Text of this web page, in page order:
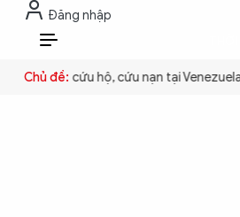
Đăng nhập
VI
Chủ đề:
Nam cứu hộ, cứu nạn tại Venezuela